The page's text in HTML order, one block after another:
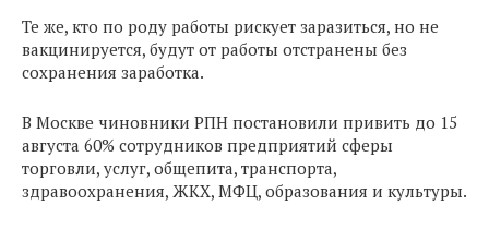
Те же, кто по роду работы рискует заразиться, но не
вакцинируется, будут от работы отстранены без
сохранения заработка.
В Москве чиновники РПН постановили привить до 15
августа 60% сотрудников предприятий сферы
торговли, услуг, общепита, транспорта,
здравоохранения, ЖКХ, МФЦ, образования и культуры.